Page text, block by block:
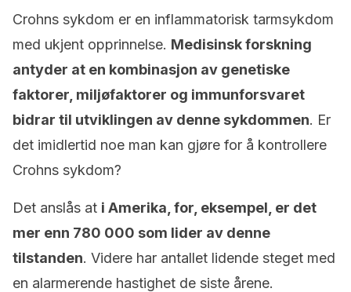
Crohns sykdom er en inflammatorisk tarmsykdom
med ukjent opprinnelse. Medisinsk forskning
antyder at en kombinasjon av genetiske
faktorer, miljøfaktorer og immunforsvaret
bidrar til utviklingen av denne sykdommen. Er
det imidlertid noe man kan gjøre for å kontrollere
Crohns sykdom?
Det anslås at i Amerika, for, eksempel, er det
mer enn 780 000 som lider av denne
tilstanden. Videre har antallet lidende steget med
en alarmerende hastighet de siste årene.